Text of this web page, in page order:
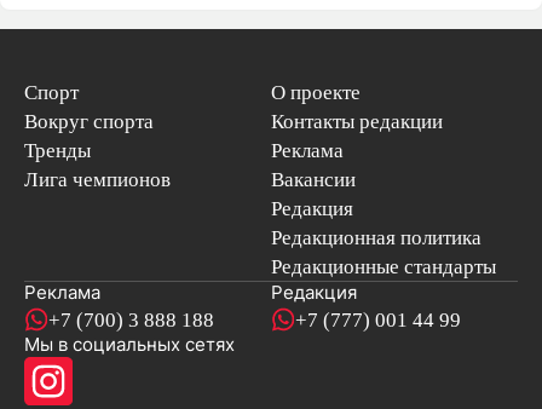
Спорт
Вокруг спорта
Тренды
Лига чемпионов
О проекте
Контакты редакции
Реклама
Вакансии
Редакция
Редакционная политика
Редакционные стандарты
Реклама
+7 (700) 3 888 188
Редакция
+7 (777) 001 44 99
Мы в социальных сетях